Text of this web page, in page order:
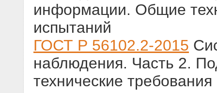
информации. Общие
испытаний
ГОСТ Р 56102.2-2015
наблюдения. Часть 2.
технические